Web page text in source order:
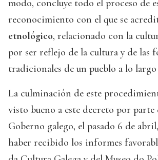
modo, concluye todo el proceso de
reconocimiento con el que se
etnológico, relacionado con la
por ser reflejo de la cultura y de las
tradicionales de un pueblo a lo
La culminación de este
visto bueno a este decreto por
Goberno galego, el pasado 6 de
haber recibido los informes